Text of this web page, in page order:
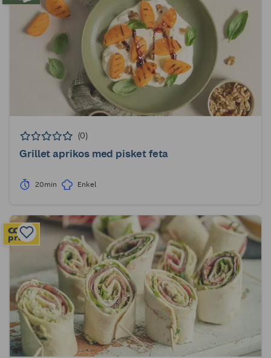
(0)
Grillet aprikos med pisket feta
20min Enkel